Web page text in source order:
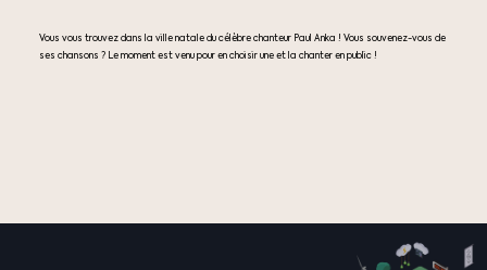
Vous vous trouvez dans la ville natale du célèbre chanteur Paul Anka ! Vous souvenez-vous de
ses chansons ? Le moment est venu pour en choisir une et la chanter en public !